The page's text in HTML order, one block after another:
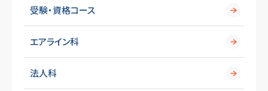
受験・資格コース
エアライン科
法人科